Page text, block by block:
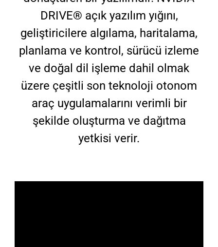
ÇÖZÜMLERİMİZ
KURUMSAL
BLOG
İLETİŞİM
DRIVE® açık yazılım yığını,
geliştiricilere algılama, haritalama,
planlama ve kontrol, sürücü izleme
ve doğal dil işleme dahil olmak
üzere çeşitli son teknoloji otonom
araç uygulamalarını verimli bir
şekilde oluşturma ve dağıtma
yetkisi verir.